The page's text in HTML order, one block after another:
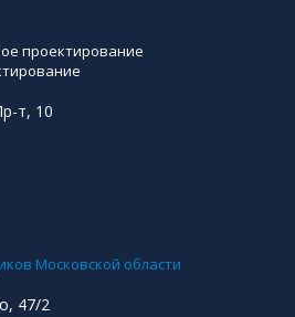
проектирование
т, 10
Московской области
47/2